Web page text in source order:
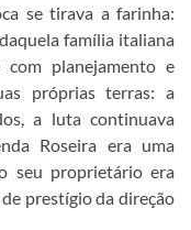
se tirava a farinha:
família italiana
planejamento e
próprias terras: a
a luta continuava
Roseira era uma
seu proprietário era
prestígio da direção